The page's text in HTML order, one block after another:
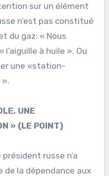
sur un élément
n’est pas constitué
du gaz: « Nous
à huile ». Ou
une «station-
».
UNE
» (LE POINT)
russe n’a
de la dépendance aux